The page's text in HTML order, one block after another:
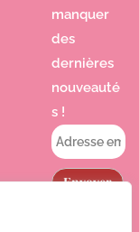
manquer
des
dernières
nouveauté
s !